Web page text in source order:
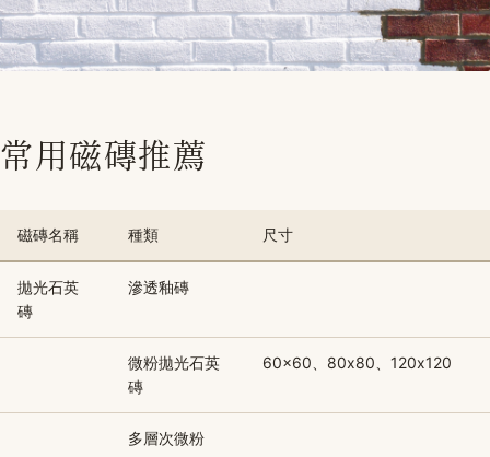
常用磁磚推薦
磁磚名稱 種類 尺寸
拋光石英
磚
滲透釉磚
微粉拋光石英
磚
60x60、80x80、120x120
多層次微粉